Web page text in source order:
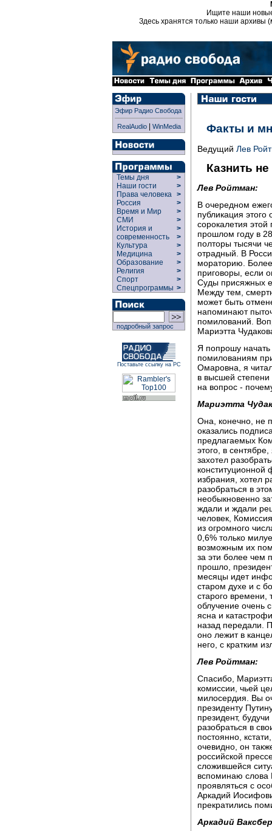
Ищите наши
Здесь хранятся только наши архивы
Эфир Радио Свобода
RealAudio| WinMedia
Темы дня
>
Наши гости
>
Права человека >
Россия
>
Время и Мир
>
СМИ
>
История и
современность
>
>
Культура
>
Медицина
>
Образование
>
Религия
>
Спорт
>
Спецпрограммы >
подробный запрос
Поставьте ссылку на РС
Факты и
Ведущий Лев
Казнить
Лев Ройтман:
В очередном
публикация
сорокалетия
прошлом году в
полторы тысячи
отрадный. В
мораторию.
приговоры, если
Суды присяжных
Между тем,
может быть
напоминают
помилований.
Мариэтта
Я попрошу начать
помилованиям
Омаровна, я
в высшей степени
на вопрос -
Мариэтта
Она, конечно, не
оказались
предлагаемых
этого, в
захотел
конституционной
избрания, хотел
разобраться в
необыкновенно
ждали и ждали
человек,
из огромного
0,6% только
возможным их
за эти более чем
прошло,
месяцы идет
старом духе и с
старого времени,
облучение очень
ясна и
назад передали.
оно лежит в
него, с кратким
Лев Ройтман:
Спасибо,
комиссии, чьей
милосердия. Вы
президенту
президент,
разобраться в
постоянно,
очевидно, он
российской
сложившейся
вспоминаю слова
проявляться с
Аркадий
прекратились
Аркадий